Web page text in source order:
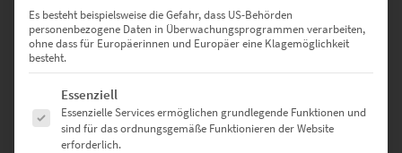
Empfangsbereiche.
90 x 60 cm– Für Konferenzräume, Lounges oder Technik-
Ausstellungen.
120 x 80 cm
135 x 90 cm– Zeigt Vision und Stil in großer Dimension.
150 x 100 cm– Ein spektakuläres Statement-Piece für Technik-
Messen oder moderne Loft-Interieurs.
Es besteht beispielsweise die Gefahr, dass US-Behörden
personenbezogene Daten in Überwachungsprogrammen verarbeiten,
ohne dass für Europäerinnen und Europäer eine Klagemöglichkeit
besteht.
Es folgt eine Liste der Service-Gruppen, für die eine Einwilligung
Essenziell
Essenzielle Services ermöglichen grundlegende Funktionen und
sind für das ordnungsgemäße Funktionieren der Website
erforderlich.